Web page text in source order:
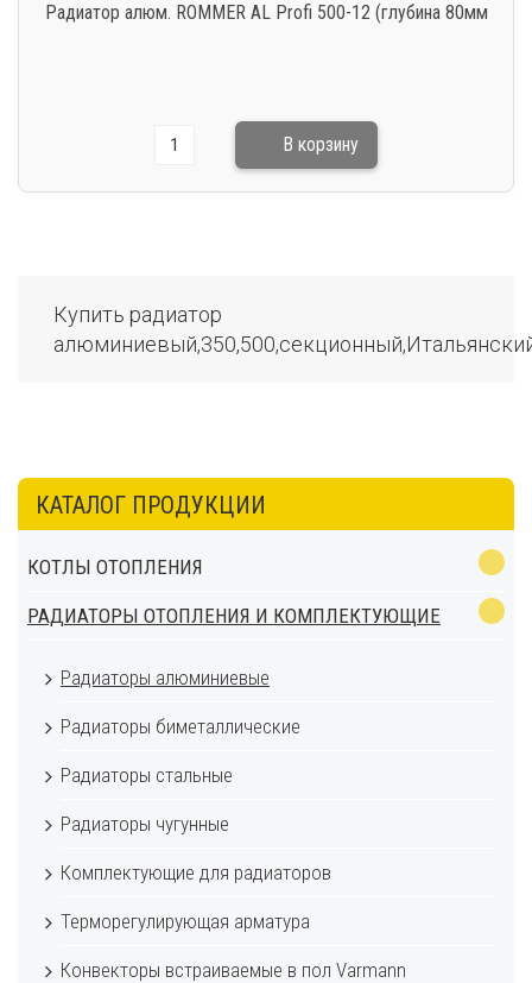
Радиатор алюм. ROMMER AL Profi 500-12 (глубина 80мм
Купить радиатор
КАТАЛОГ ПРОДУКЦИИ
КОТЛЫ ОТОПЛЕНИЯ
РАДИАТОРЫ ОТОПЛЕНИЯ И КОМПЛЕКТУЮЩИЕ
Радиаторы алюминиевые
Радиаторы биметаллические
Радиаторы стальные
Радиаторы чугунные
Комплектующие для радиаторов
Терморегулирующая арматура
Конвекторы встраиваемые в пол Varmann